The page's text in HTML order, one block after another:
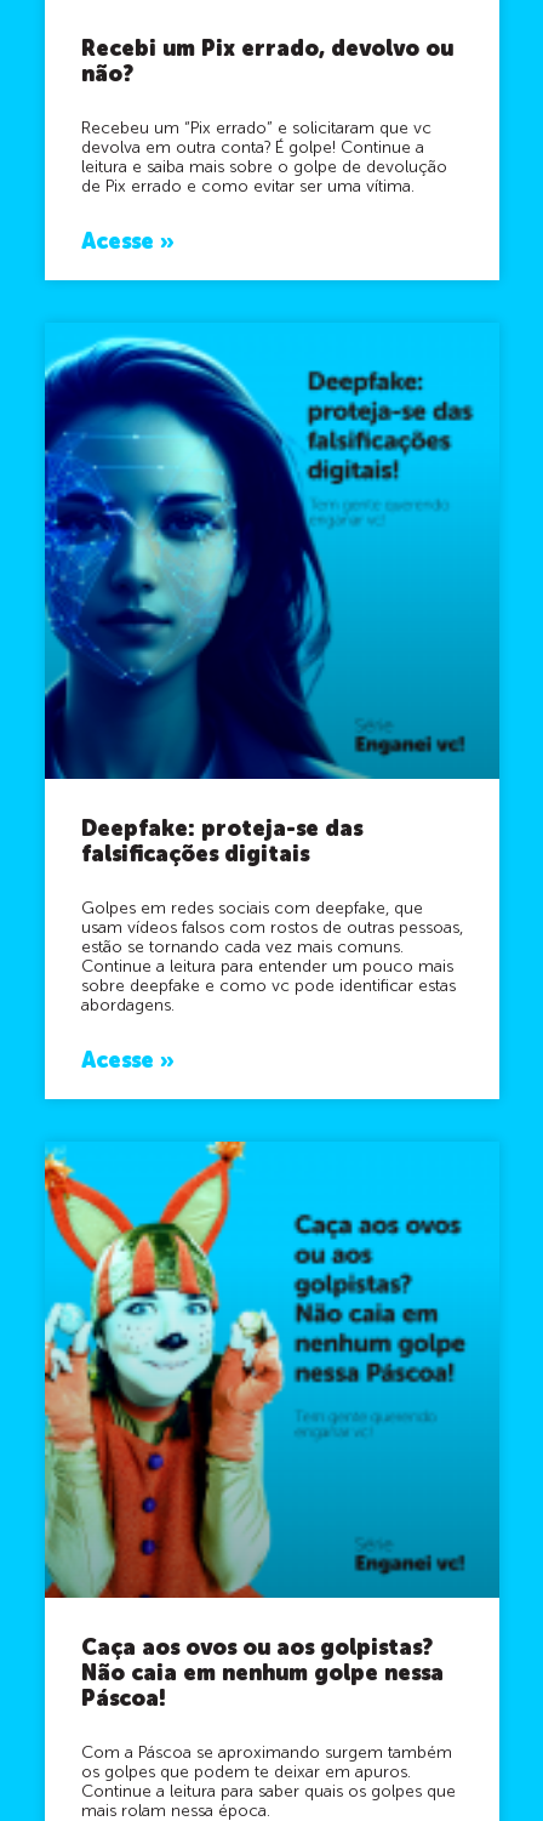
Recebi um Pix errado, devolvo ou
não?
Recebeu um “Pix errado” e solicitaram que vc
devolva em outra conta? É golpe! Continue a
leitura e saiba mais sobre o golpe de devolução
de Pix errado e como evitar ser uma vítima.
Acesse »
Deepfake: proteja-se das
falsificações digitais
Golpes em redes sociais com deepfake, que
usam vídeos falsos com rostos de outras pessoas,
estão se tornando cada vez mais comuns.
Continue a leitura para entender um pouco mais
sobre deepfake e como vc pode identificar estas
abordagens.
Acesse »
Caça aos ovos ou aos golpistas?
Não caia em nenhum golpe nessa
Páscoa!
Com a Páscoa se aproximando surgem também
os golpes que podem te deixar em apuros.
Continue a leitura para saber quais os golpes que
mais rolam nessa época.